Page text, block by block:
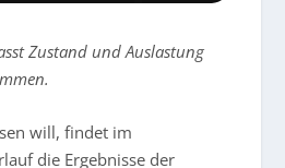
Zustand und Auslastung
will, findet im
die Ergebnisse der